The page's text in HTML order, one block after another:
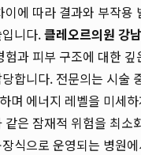
이에 따라 결과와 부작용
니다.클레오르의원 강
험과 피부 구조에 대한
합니다. 전문의는 시술
며 에너지 레벨을 미세
같은 잠재적 위험을 최소
식으로 운영되는 병원